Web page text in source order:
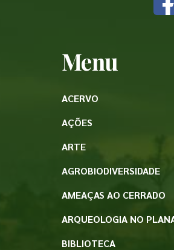
Menu
ACERVO
AÇÕES
ARTE
AGROBIODIVERSIDADE
AMEAÇAS AO CERRADO
ARQUEOLOGIA NO
BIBLIOTECA